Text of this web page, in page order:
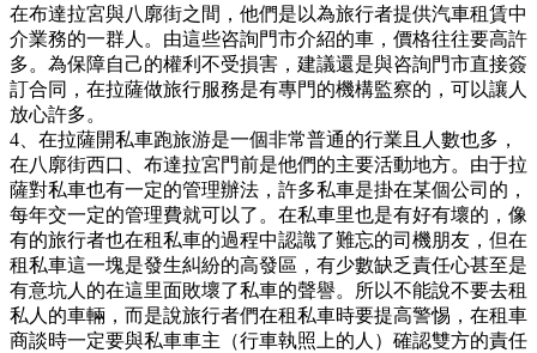
在布達拉宮與八廓街之間，他們是以為旅行者提供汽車租賃中
介業務的一群人。由這些咨詢門市介紹的車，價格往往要高許
多。為保障自己的權利不受損害，建議還是與咨詢門市直接簽
訂合同，在拉薩做旅行服務是有專門的機構監察的，可以讓人
放心許多。
4、在拉薩開私車跑旅游是一個非常普通的行業且人數也多，
在八廓街西口、布達拉宮門前是他們的主要活動地方。由于拉
薩對私車也有一定的管理辦法，許多私車是掛在某個公司的，
每年交一定的管理費就可以了。在私車里也是有好有壞的，像
有的旅行者也在租私車的過程中認識了難忘的司機朋友，但在
租私車這一塊是發生糾紛的高發區，有少數缺乏責任心甚至是
有意坑人的在這里面敗壞了私車的聲譽。所以不能說不要去租
私人的車輛，而是說旅行者們在租私車時要提高警惕，在租車
商談時一定要與私車車主（行車執照上的人）確認雙方的責任